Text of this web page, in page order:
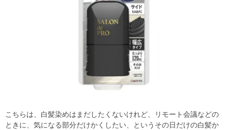
こちらは、白髪染めはまだしたくないけれど、リモート会議などの
ときに、気になる部分だけかくしたい、というその日だけの白髪か